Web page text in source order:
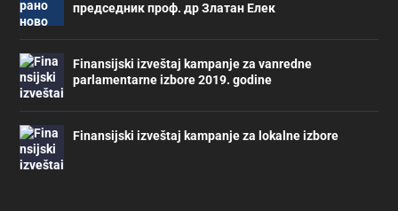
председник проф. др Златан Елек
Finansijski izveštaj kampanje za vanredne
parlamentarne izbore 2019. godine
Finansijski izveštaj kampanje za lokalne izbore